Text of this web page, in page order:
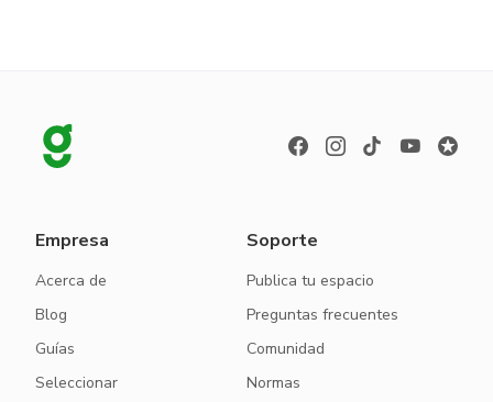
Empresa
Acerca de
Blog
Guías
Seleccionar
Soporte
Publica tu espacio
Preguntas frecuentes
Comunidad
Normas